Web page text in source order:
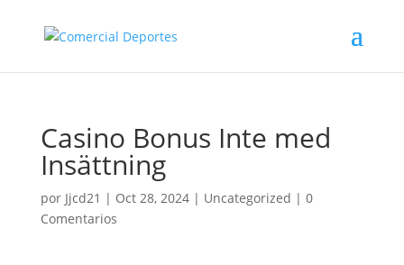
Casino Bonus Inte med
Insättning
por Jjcd21 | Oct 28, 2024| Uncategorized | 0
Comentarios